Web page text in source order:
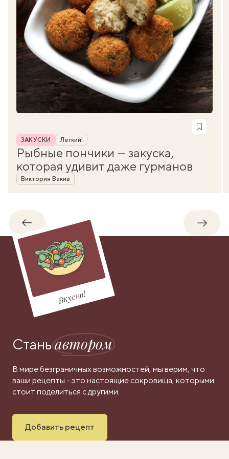
Рубрика
ЗАКУСКИ Легкий!
Рыбные пончики — закуска,
которая удивит даже гурманов
Автор
Виктория Вакив
Обратно
Вкусно!
Станьавтором
В мире безграничных возможностей, мы верим, что
ваши рецепты - это настоящие сокровища, которыми
стоит поделиться с другими.
Добавить рецепт